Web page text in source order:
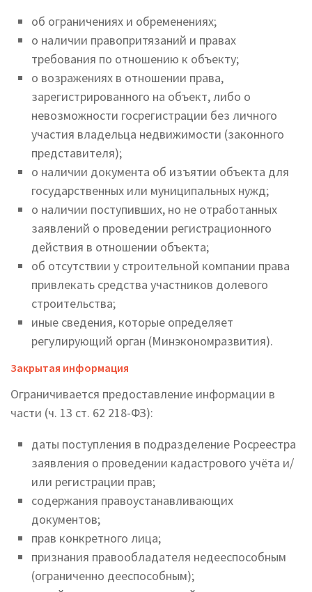
об ограничениях и обременениях;
о наличии правопритязаний и правах
требования по отношению к объекту;
о возражениях в отношении права,
зарегистрированного на объект, либо о
невозможности госрегистрации без личного
участия владельца недвижимости (законного
представителя);
о наличии документа об изъятии объекта для
государственных или муниципальных нужд;
о наличии поступивших, но не отработанных
заявлений о проведении регистрационного
действия в отношении объекта;
об отсутствии у строительной компании права
привлекать средства участников долевого
строительства;
иные сведения, которые определяет
регулирующий орган (Минэкономразвития).
Закрытая информация
Ограничивается предоставление информации в
части (ч. 13 ст. 62 218-ФЗ):
даты поступления в подразделение Росреестра
заявления о проведении кадастрового учёта и/
или регистрации прав;
содержания правоустанавливающих
документов;
прав конкретного лица;
признания правообладателя недееспособным
(ограниченно дееспособным);